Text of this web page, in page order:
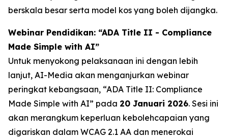
berskala besar serta model kos yang boleh dijangka.
Webinar Pendidikan: “ADA Title II - Compliance
Made Simple with AI”
Untuk menyokong pelaksanaan ini dengan lebih
lanjut, AI-Media akan menganjurkan webinar
peringkat kebangsaan, “ADA Title II: Compliance
Made Simple with AI” pada 20 Januari 2026. Sesi ini
akan merangkum keperluan kebolehcapaian yang
digariskan dalam WCAG 2.1 AA dan menerokai